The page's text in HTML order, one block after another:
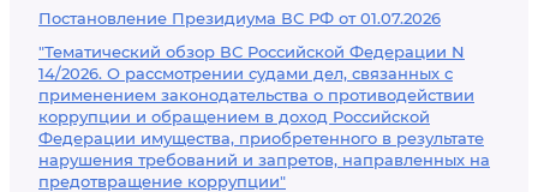
Постановление Президиума ВС РФ от 01.07.2026
"Тематический обзор ВС Российской Федерации N
14/2026. О рассмотрении судами дел, связанных с
применением законодательства о противодействии
коррупции и обращением в доход Российской
Федерации имущества, приобретенного в результате
нарушения требований и запретов, направленных на
предотвращение коррупции"